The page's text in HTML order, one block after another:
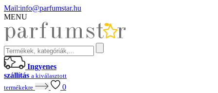
Mail:info@parfumstar.hu
MENU
Ingyenes
szállítás a kiválasztott
termékekre
0